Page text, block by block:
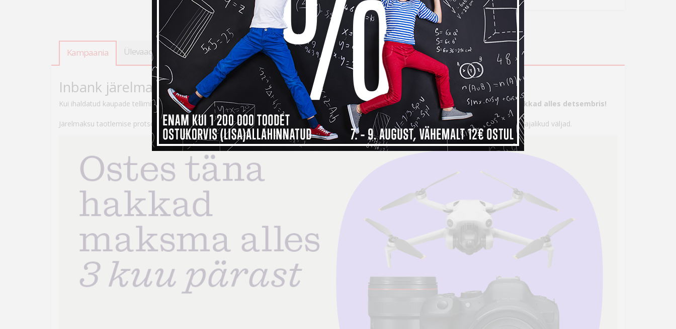
Kampaania Ülevaade Tooteandmed Kokkusobivad tooted 1 Tarneinfo Saadavus Rent
Inbank järelmaksuga ostes maksad kauba eest alles detsembris
Kui ihaldatud kaupade tellimiseks peaks raha nappima, siisInbank järelmaksu abiga saad soovitud kauba kohe kätte, aga maksma hakkad alles detsembris!
Järelmaksu taotlemise protsess on lihtne – veebikaubamaja ostukorvis tuleb makseviisiks valida “Maksa järelmaksuga” ning seejärel täita kõik vajalikud väljad.